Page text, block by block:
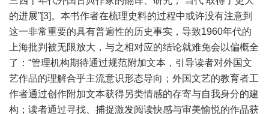
的进展”[3]。本书作者在梳理史料的过程中或许没有注意到
这一非常重要的具有普遍性的历史事实，导致1960年代的
上海批判被无限放大，与之相对应的结论就难免会以偏概全
了：“管理机构期待通过规范附加文本，引导读者对外国文
艺作品的理解合乎主流意识形态导向；外国文艺的教育者工
作者通过创作附加文本获得另类情感的存寄与自我身分的建
构；读者通过寻找、捕捉激发阅读快感与审美愉悦的作品获